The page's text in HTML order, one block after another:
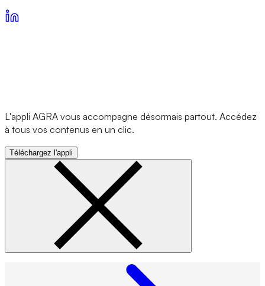
L'appli AGRA vous accompagne désormais partout. Accédez
à tous vos contenus en un clic.
Téléchargez l'appli